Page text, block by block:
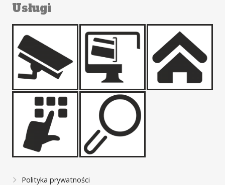
Usługi
Polityka prywatności